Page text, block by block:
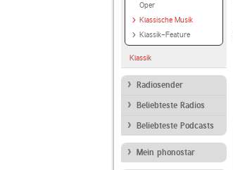
Oper
Klassische Musik
Klassik-Feature
Klassik
Radiosender
Beliebteste Radios
Beliebteste Podcasts
Mein phonostar